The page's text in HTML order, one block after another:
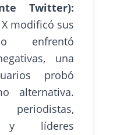
Twitter):
modificó sus
enfrentó
una
probó
alternativa.
y líderes